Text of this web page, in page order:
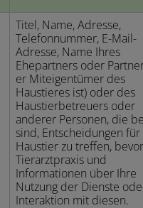
Titel, Name, Adresse,
Telefonnummer, E-Mail-
Adresse, Name Ihres
Ehepartners oder
er Miteigentümer des
Haustieres ist) oder des
Haustierbetreuers oder
anderer Personen, die
sind, Entscheidungen für
Haustier zu treffen,
Tierarztpraxis und
Informationen über Ihre
Nutzung der Dienste
Interaktion mit diesen.